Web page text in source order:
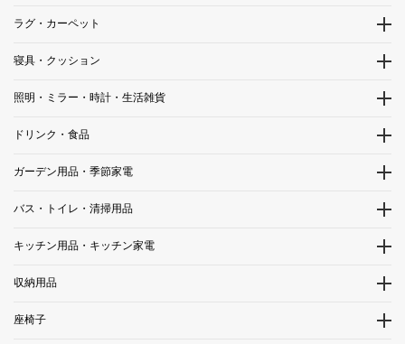
ラグ・カーペット
寝具・クッション
照明・ミラー・時計・生活雑貨
ドリンク・食品
ガーデン用品・季節家電
バス・トイレ・清掃用品
キッチン用品・キッチン家電
収納用品
座椅子